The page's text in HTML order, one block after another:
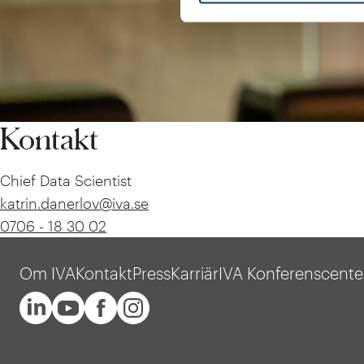
Kontakt
Chief Data Scientist
katrin.danerlov@iva.se
0706 - 18 30 02
Om IVAKontaktPressKarriärIVA